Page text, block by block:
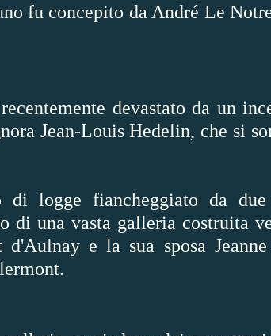
fu concepito da André Le
devastato da un
Jean-Louis Hedelin, che si
logge fiancheggiato da
di una vasta galleria costruita
d'Aulnay e la sua sposa